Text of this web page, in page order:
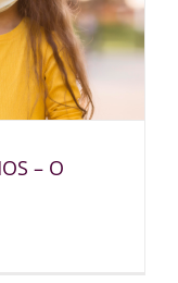
– O